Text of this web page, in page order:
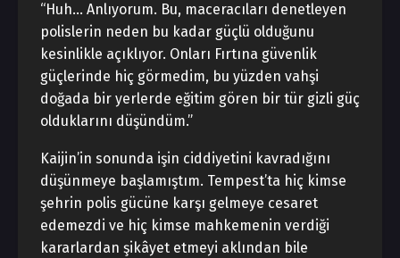
“Huh… Anlıyorum. Bu, maceracıları denetleyen
polislerin neden bu kadar güçlü olduğunu
kesinlikle açıklıyor. Onları Fırtına güvenlik
güçlerinde hiç görmedim, bu yüzden vahşi
doğada bir yerlerde eğitim gören bir tür gizli güç
olduklarını düşündüm.”
Kaijin’in sonunda işin ciddiyetini kavradığını
düşünmeye başlamıştım. Tempest’ta hiç kimse
şehrin polis gücüne karşı gelmeye cesaret
edemezdi ve hiç kimse mahkemenin verdiği
kararlardan şikâyet etmeyi aklından bile